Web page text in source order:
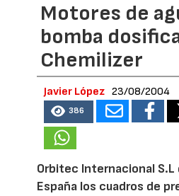
Motores de
bomba
Chemilizer
Javier López 23/08/2004
386
Orbitec Internacional
España los cuadros de